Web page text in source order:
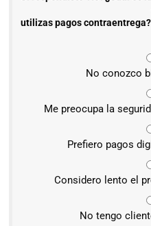
utilizas pagos contraentrega?
No conozco
Me preocupa la
Prefiero pagos
Considero lento el
No tengo